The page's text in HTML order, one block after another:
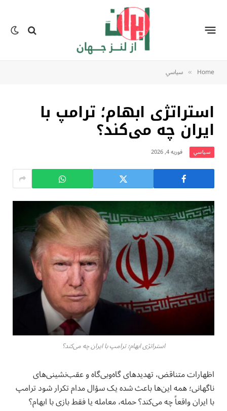
Home
» سياسي
استراتژی ابهام؛ ترامپ با
ایران چه می‌کند؟
سياسي فوریه 4, 2026
استراتژی ابهام؛ ترامپ با ایران چه می‌کند؟
اظهارات متناقض، تهدیدهای گاه‌وبی‌گاه و عقب‌نشینی‌های
ناگهانی؛ همه این‌ها باعث شده یک سؤال مدام تکرار شود ترامپ
با ایران واقعاً چه می‌کند؟ حمله، معامله یا فقط بازی با ابهام؟